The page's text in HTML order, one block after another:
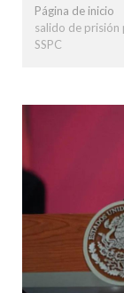
Página de inicio
salido de prisión
SSPC